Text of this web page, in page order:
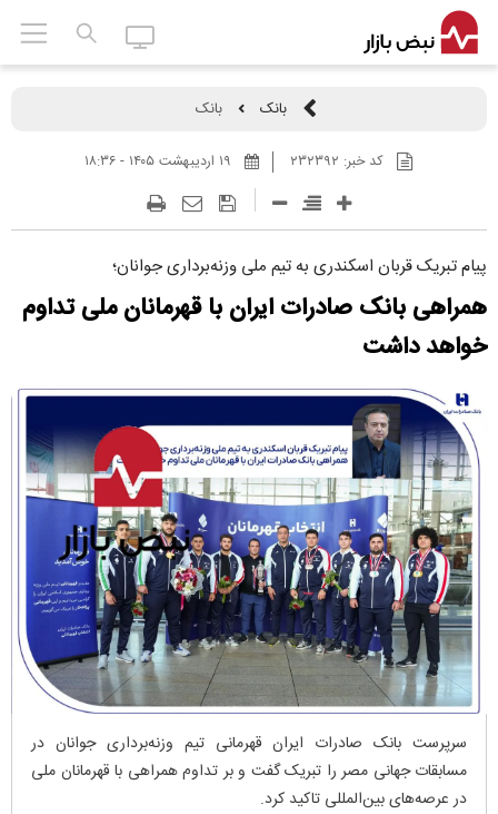
بانک بانک
کد خبر: ۲۳۲۳۹۲
پیام تبریک قربان اسکندری به تیم ملی وزنه‌برداری جوانان؛
همراهی بانک صادرات ایران با قهرمانان ملی تداوم
خواهد داشت
​سرپرست بانک صادرات ایران قهرمانی تیم وزنه‌برداری جوانان در
مسابقات جهانی مصر را تبریک گفت و بر تداوم همراهی با قهرمانان ملی
در عرصه‌های بین‌المللی تاکید کرد.